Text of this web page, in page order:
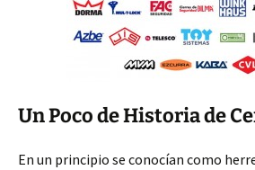
Un Poco de Historia de
En un principio se conocían como